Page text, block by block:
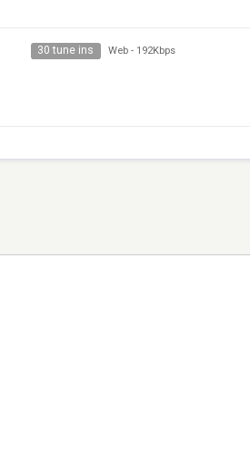
30 tune ins Web - 192Kbps